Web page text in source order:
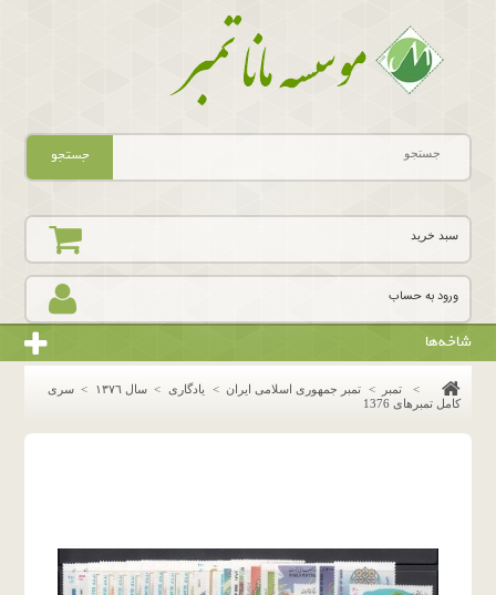
ورود به حساب
سبد خرید
جستجو
شاخه‌ها
> تمبر > تمبر جمهوری اسلامی ایران > یادگاری > سال ١٣٧٦ > سری
کامل تمبرهای 1376